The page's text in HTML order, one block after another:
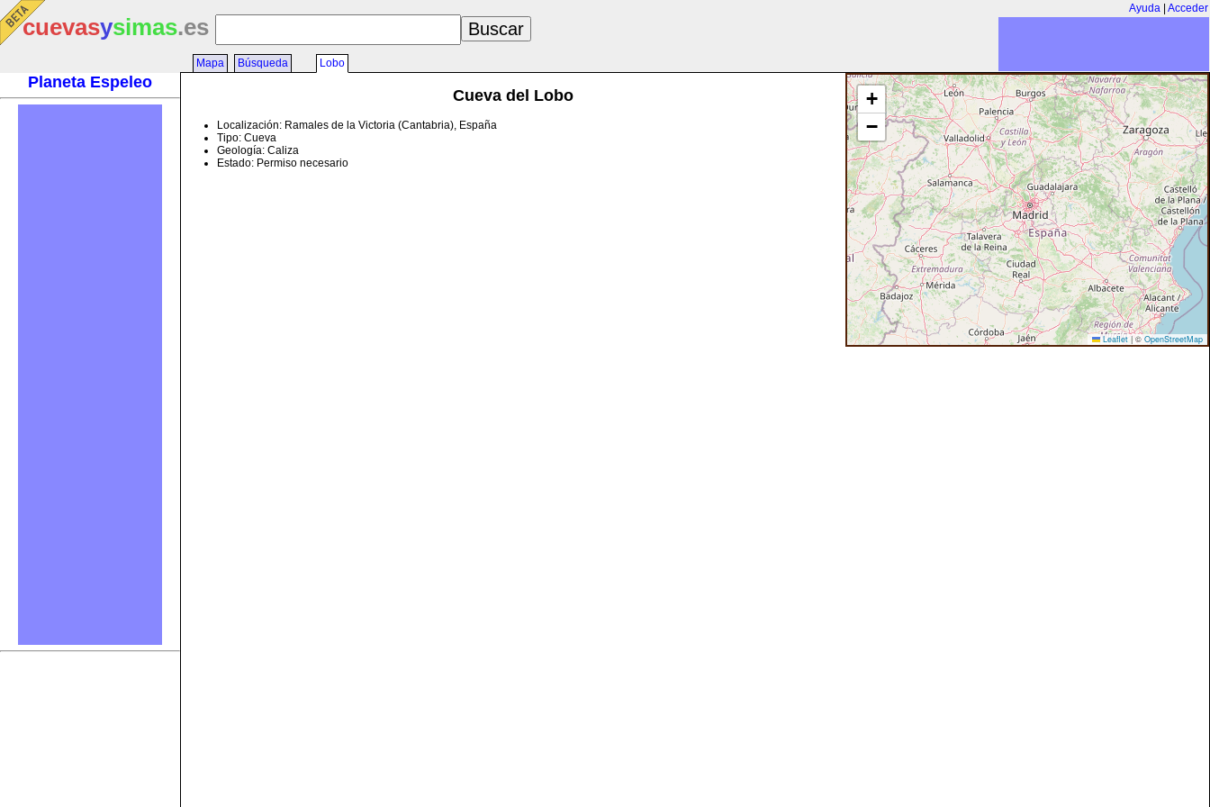
Ayuda Acceder
cuevasysimas.es
Planeta Espeleo
Mapa Búsqueda Lobo
+
−
Leaflet | © OpenStreetMap
Cueva del Lobo
Localización: Ramales de la Victoria (Cantabria), España
Tipo: Cueva
Geología: Caliza
Estado: Permiso necesario